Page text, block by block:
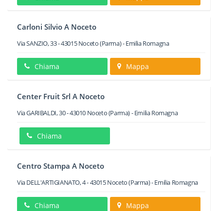
Carloni Silvio A Noceto
Via SANZIO, 33-43015 Noceto(Parma) -Emilia Romagna
Chiama Mappa
Center Fruit Srl A Noceto
Via GARIBALDI, 30-43010 Noceto(Parma) -Emilia Romagna
Chiama
Centro Stampa A Noceto
Via DELL'ARTIGIANATO, 4-43015Noceto(Parma) -Emilia Romagna
Chiama Mappa